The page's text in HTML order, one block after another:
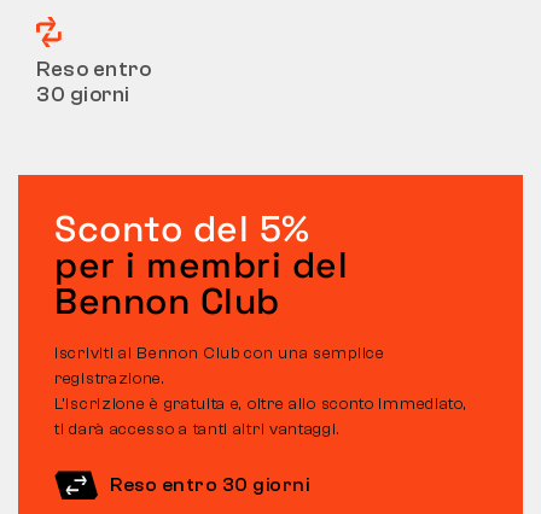
Reso entro
30 giorni
Sconto del 5%
per i membri del
Bennon Club
Iscriviti al Bennon Club con una semplice
registrazione.
L’iscrizione è gratuita e, oltre allo sconto immediato,
ti darà accesso a tanti altri vantaggi.
Reso entro 30 giorni